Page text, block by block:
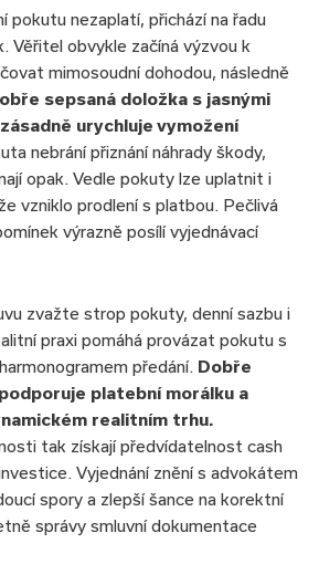
pokutu nezaplatí, přichází na řadu
Věřitel obvykle začíná výzvou k
mimosoudní dohodou, následně
sepsaná doložka s jasnými
urychluje vymožení
nebrání přiznání náhrady škody,
opak. Vedle pokuty lze uplatnit i
vzniklo prodlení s platbou. Pečlivá
výrazně posílí vyjednávací
zvažte strop pokuty, denní sazbu i
praxi pomáhá provázat pokutu s
předání. Dobře
platební morálku a
realitním trhu.
tak získají předvídatelnost cash
Vyjednání znění s advokátem
spory a zlepší šance na korektní
správy smluvní dokumentace